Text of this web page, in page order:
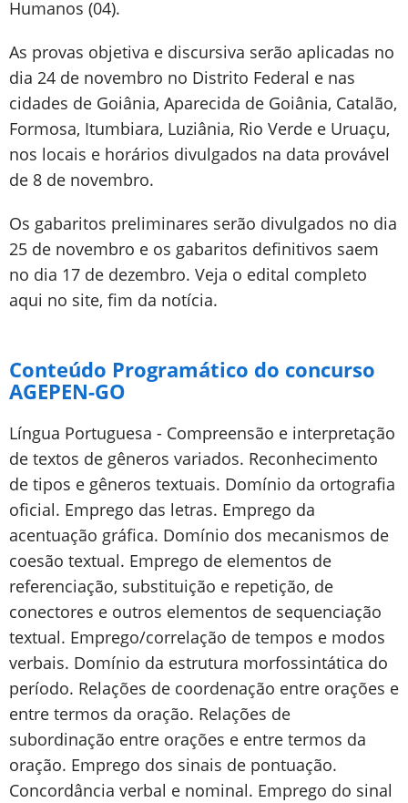
Humanos (04).
As provas objetiva e discursiva serão aplicadas no
dia 24 de novembro no Distrito Federal e nas
cidades de Goiânia, Aparecida de Goiânia, Catalão,
Formosa, Itumbiara, Luziânia, Rio Verde e Uruaçu,
nos locais e horários divulgados na data provável
de 8 de novembro.
Os gabaritos preliminares serão divulgados no dia
25 de novembro e os gabaritos definitivos saem
no dia 17 de dezembro. Veja o edital completo
aqui no site, fim da notícia.
Conteúdo Programático do concurso
AGEPEN-GO
Língua Portuguesa - Compreensão e interpretação
de textos de gêneros variados. Reconhecimento
de tipos e gêneros textuais. Domínio da ortografia
oficial. Emprego das letras. Emprego da
acentuação gráfica. Domínio dos mecanismos de
coesão textual. Emprego de elementos de
referenciação, substituição e repetição, de
conectores e outros elementos de sequenciação
textual. Emprego/correlação de tempos e modos
verbais. Domínio da estrutura morfossintática do
período. Relações de coordenação entre orações e
entre termos da oração. Relações de
subordinação entre orações e entre termos da
oração. Emprego dos sinais de pontuação.
Concordância verbal e nominal. Emprego do sinal